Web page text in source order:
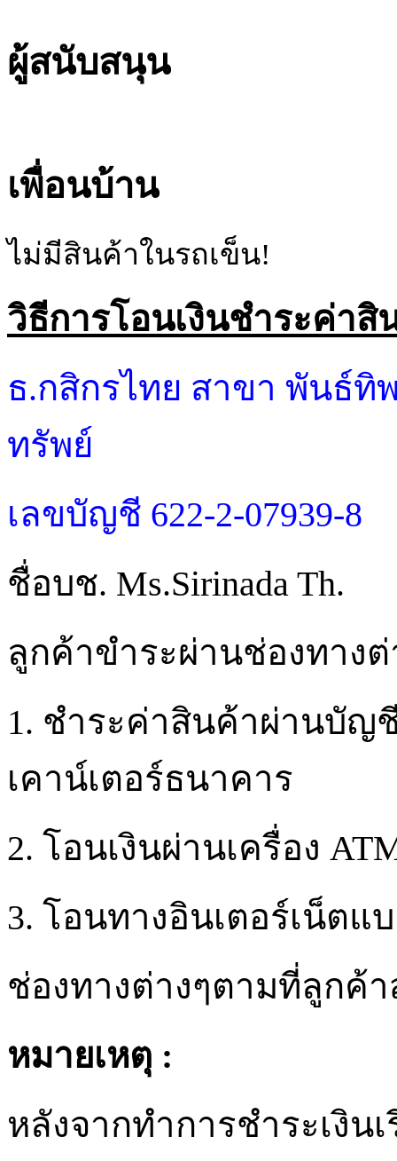
ผู้สนับสนุน
เพื่อนบ้าน
ไม่มีสินค้าในรถเข็น!
วิธีการโอนเงินชำระค่าสิ
ธ.กสิกรไทย สาขา พันธ์ทิ
ทรัพย์
เลขบัญชี 622-2-07939-8
ชื่อบช. Ms.Sirinada Th.
ลูกค้าขำระผ่านช่องทาง
1. ชำระค่าสินค้าผ่านบัญ
เคาน์เตอร์ธนาคาร
2. โอนเงินผ่านเครื่อง
3. โอนทางอินเตอร์เน็ตแ
ช่องทางต่างๆตามที่ลูกค้
หมายเหตุ :
หลังจากทำการชำระเงิ